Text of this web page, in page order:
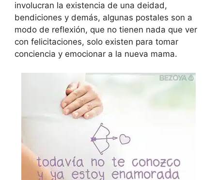
involucran la existencia de una deidad,
bendiciones y demás, algunas postales son a
modo de reflexión, que no tienen nada que ver
con felicitaciones, solo existen para tomar
conciencia y emocionar a la nueva mama.